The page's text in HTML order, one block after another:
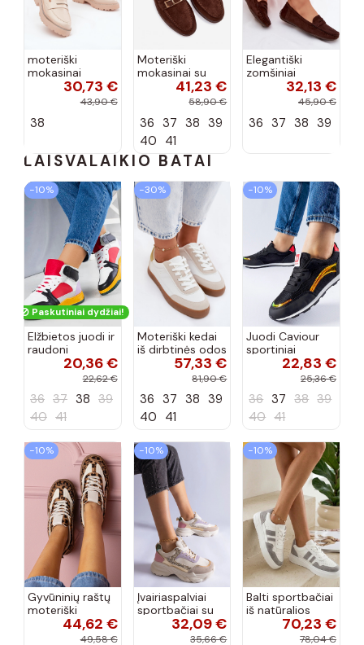
moteriški
mokasinai
dirbtinės odos
su tviskančiomis
spalvos INilamla
30,73 €
43,90 €
38
Moteriški
mokasinai su
sagtimis41,23 €
58,90 €
36 37 38 39
40 41
Elegantiški
zomšiniai
mokasinai32,13 €
45,90 €
36 37 38 39
LAISVALAIKIO BATAI
−10%
Paskutiniai dydžiai!
Elžbietos juodi ir
raudoni
aukštakulniai
sportbačiai
20,36 €
22,62 €
36 37 38 39
40 41
−30%
Moteriški kedai
iš dirbtinės odos
Big Star
TT274310 baltos
57,33 €
81,90 €
36 37 38 39
40 41
−10%
Juodi Caviour
sportiniai
sportbačiai22,83 €
25,36 €
36 37 38 39
40 41
−10%
Gyvūninių raštų
moteriški
sportbačiai ant
44,62 €
49,58 €
−10%
Įvairiaspalviai
sportbačiai su
blizgučiais32,09 €
35,66 €
−10%
Balti sportbačiai
iš natūralios
odos Cambell
70,23 €
78,04 €